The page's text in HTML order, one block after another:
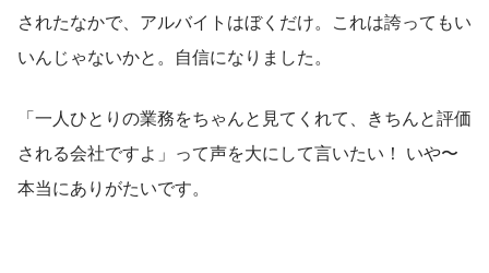
されたなかで、アルバイトはぼくだけ。これは誇ってもい
いんじゃないかと。自信になりました。
「一人ひとりの業務をちゃんと見てくれて、きちんと評価
される会社ですよ」って声を大にして言いたい！ いや〜
本当にありがたいです。